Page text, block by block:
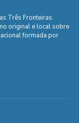
Três Fronteiras.
original e local sobre
formada por